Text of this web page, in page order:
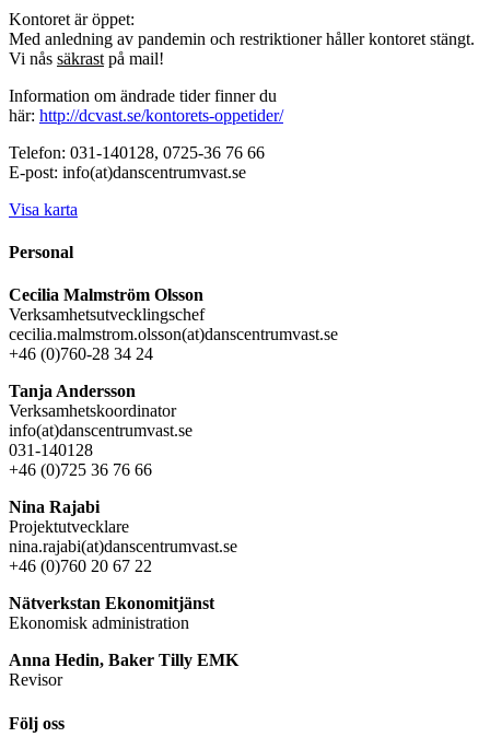
Kontoret är öppet:
Med anledning av pandemin och restriktioner håller kontoret stängt.
Vi nås säkrast på mail!
Information om ändrade tider finner du
här: http://dcvast.se/kontorets-oppetider/
Telefon: 031-140128, 0725-36 76 66
E-post: info(at)danscentrumvast.se
Visa karta
Personal
Cecilia Malmström Olsson
Verksamhetsutvecklingschef
cecilia.malmstrom.olsson(at)danscentrumvast.se
+46 (0)760-28 34 24
Tanja Andersson
Verksamhetskoordinator
info(at)danscentrumvast.se
031-140128
+46 (0)725 36 76 66
Nina Rajabi
Projektutvecklare
nina.rajabi(at)danscentrumvast.se
+46 (0)760 20 67 22
Nätverkstan Ekonomitjänst
Ekonomisk administration
Anna Hedin, Baker Tilly EMK
Revisor
Följ oss